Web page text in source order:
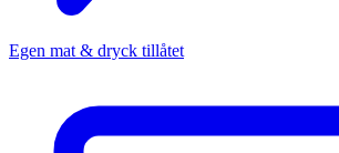
Egen mat & dryck tillåtet